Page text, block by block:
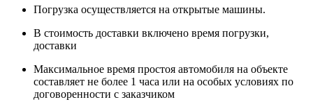
Погрузка осуществляется на открытые машины.
В стоимость доставки включено время погрузки,
доставки
Максимальное время простоя автомобиля на объекте
составляет не более 1 часа или на особых условиях по
договоренности с заказчиком